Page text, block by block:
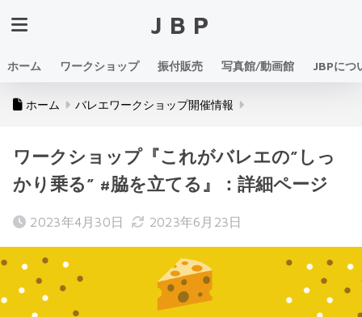
JBP
ホーム ワークショップ 振付販売 写真館/動画館 JBPにつ
ホーム バレエワークショップ開催情報
ワークショップ『これがバレエの”しっ
かり乗る” #脇を立てる』：詳細ページ
2023年4月30日 2023年6月23日